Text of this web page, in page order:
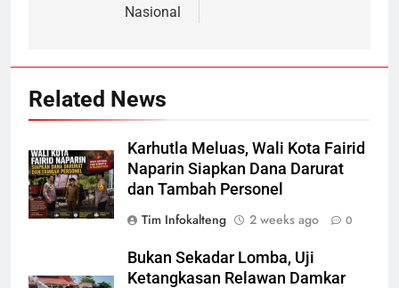
Nasional
Related News
Karhutla Meluas, Wali Kota Fairid
Naparin Siapkan Dana Darurat
dan Tambah Personel
Tim Infokalteng
2 weeks ago 0
Bukan Sekadar Lomba, Uji
Ketangkasan Relawan Damkar